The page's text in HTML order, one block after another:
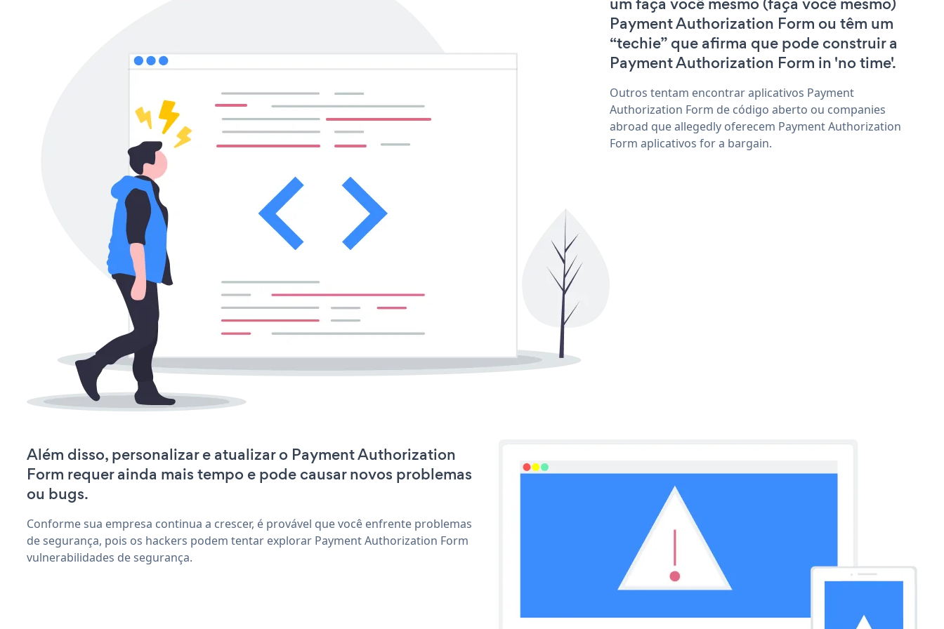
Payment Authorization Form ou têm um
“techie” que afirma que pode construir a
Payment Authorization Form in 'no time'.
Outros tentam encontrar aplicativos Payment
Authorization Form de código aberto ou companies
abroad que allegedly oferecem Payment Authorization
Form aplicativos for a bargain.
Além disso, personalizar e atualizar o Payment Authorization
Form requer ainda mais tempo e pode causar novos problemas
ou bugs.
Conforme sua empresa continua a crescer, é provável que você enfrente problemas
de segurança, pois os hackers podem tentar explorar Payment Authorization Form
vulnerabilidades de segurança.